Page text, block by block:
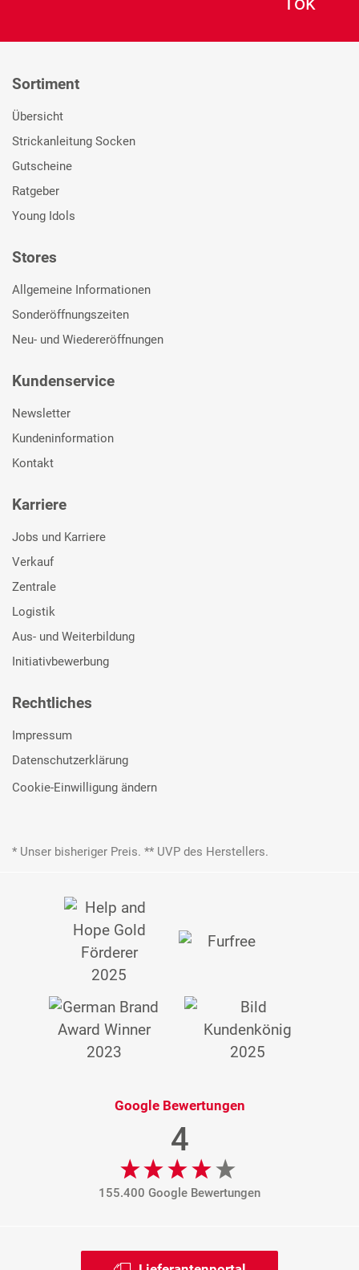
Sortiment
Übersicht
Strickanleitung Socken
Gutscheine
Ratgeber
Young Idols
Stores
Allgemeine Informationen
Sonderöffnungszeiten
Neu- und Wiedereröffnungen
Kundenservice
Newsletter
Kundeninformation
Kontakt
Karriere
Jobs und Karriere
Verkauf
Zentrale
Logistik
Aus- und Weiterbildung
Initiativbewerbung
Rechtliches
Impressum
Datenschutzerklärung
Cookie-Einwilligung ändern
* Unser bisheriger Preis. ** UVP des Herstellers.
Google Bewertungen
4
155.400 Google Bewertungen